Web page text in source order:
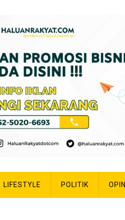
LIFESTYLE POLITIK OPINI